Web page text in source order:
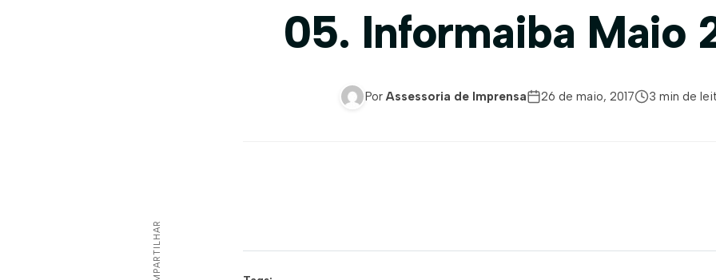
05. Informaiba Maio
Por Assessoria de Imprensa 26 de maio, 2017 3 min de
COMPARTILHAR